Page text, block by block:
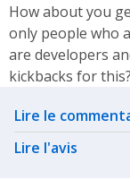
How about you
only people who
are developers
kickbacks for
Related
Lire le
Lire l'avis